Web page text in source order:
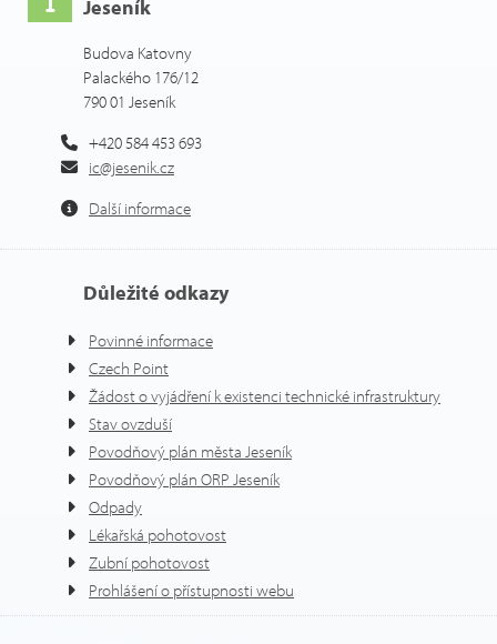
Jeseník
Budova Katovny
Palackého 176/12
790 01 Jeseník
+420 584 453 693
ic@jesenik.cz
Další informace
Důležité odkazy
Povinné informace
Czech Point
Žádost o vyjádření k existenci technické infrastruktury
Stav ovzduší
Povodňový plán města Jeseník
Povodňový plán ORP Jeseník
Odpady
Lékařská pohotovost
Zubní pohotovost
Prohlášení o přístupnosti webu